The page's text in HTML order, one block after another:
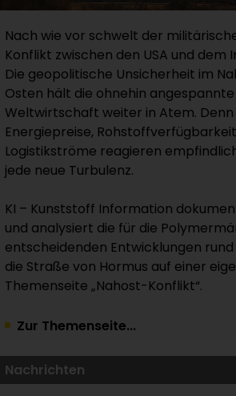
Nach wie vor schwelt der
Konflikt zwischen den USA und dem
Die geopolitische Unsicherheit im
Osten hält die ohnehin angespannte
Weltwirtschaft weiter in Atem. Denn
Energiepreise,
Logistikströme reagieren
jede neue Turbulenz.
KI – Kunststoff Information
und analysiert die für die
entscheidenden Entwicklungen rund
die Straße von Hormus auf einer
Themenseite „Nahost-Konflikt“.
Zur Themenseite...
Nachrichten